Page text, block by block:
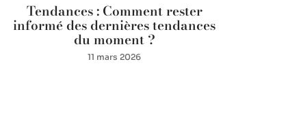
Tendances : Comment rester
informé des dernières tendances
du moment ?
11 mars 2026